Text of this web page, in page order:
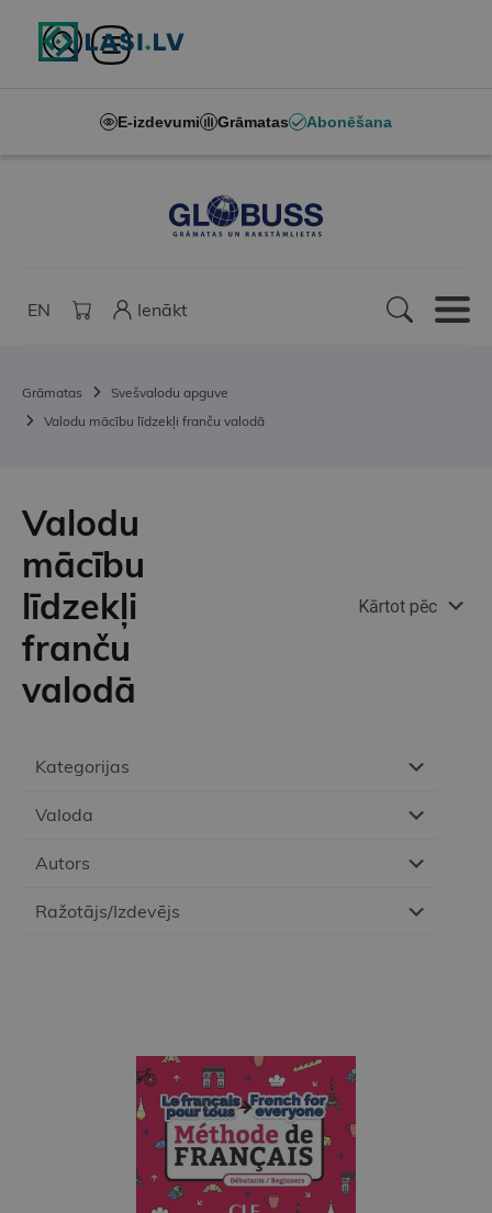
E-izdevumi Grāmatas Abonēšana
EN Ienākt
Grāmatas
Svešvalodu apguve
Valodu mācību līdzekļi franču valodā
Kategorijas
Valoda
Autors
Ražotājs/Izdevējs
Valodu
mācību
līdzekļi
franču
valodā
Kārtot pēc